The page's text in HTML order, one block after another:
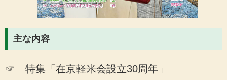
主な内容
☞ 特集「在京軽米会設立30周年」